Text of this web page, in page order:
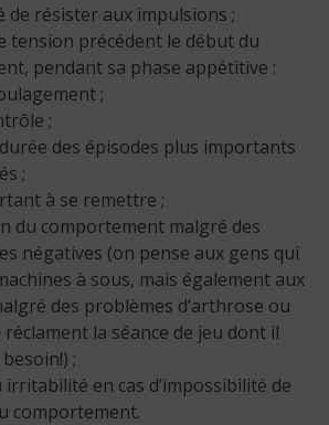
de résister aux impulsions ;
tension précédent le début du
pendant sa phase appétitive :
;
;
des épisodes plus importants
;
à se remettre ;
du comportement malgré des
négatives (on pense aux gens qui
à sous, mais également aux
des problèmes d’arthrose ou
réclament la séance de jeu dont il
;
en cas d’impossibilité de
comportement.